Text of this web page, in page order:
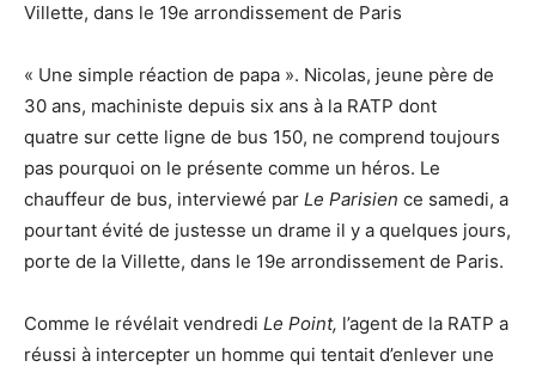
Villette, dans le 19e arrondissement de Paris
« Une simple réaction de papa ». Nicolas, jeune père de
30 ans, machiniste depuis six ans à la RATP dont
quatre sur cette ligne de bus 150, ne comprend toujours
pas pourquoi on le présente comme un héros. Le
chauffeur de bus, interviewé par Le Parisien ce samedi, a
pourtant évité de justesse un drame il y a quelques jours,
porte de la Villette, dans le 19e arrondissement de Paris.
Comme le révélait vendredi Le Point, l’agent de la RATP a
réussi à intercepter un homme qui tentait d’enlever une